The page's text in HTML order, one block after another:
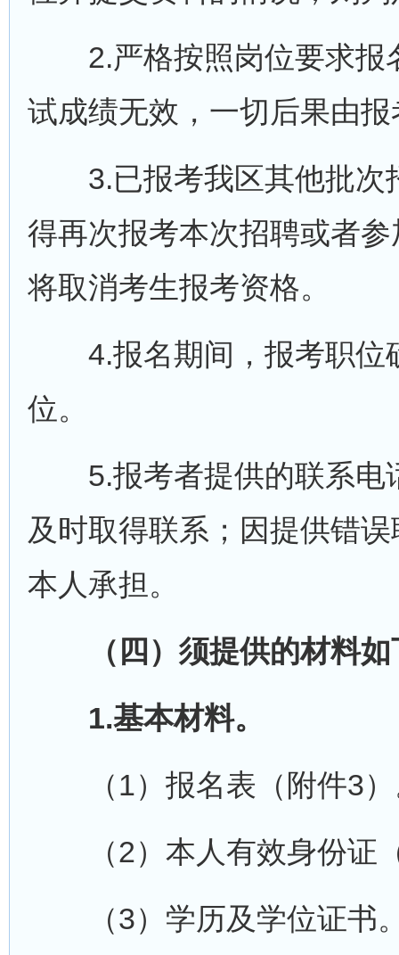
2.严格按照岗位要求报
试成绩无效，一切后果由
3.已报考我区其他批次
得再次报考本次招聘或者
将取消考生报考资格。
4.报名期间，报考职位
位。
5.报考者提供的联系电
及时取得联系；因提供错
本人承担。
（四）须提供的材料
1.基本材料。
（1）报名表（附件3）
（2）本人有效身份证
（3）学历及学位证书。